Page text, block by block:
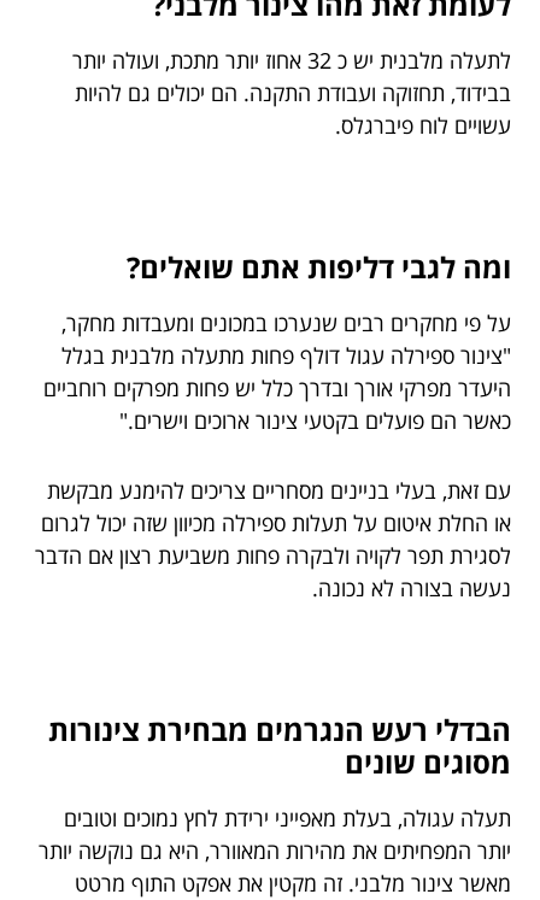
לתעלה מלבנית יש כ 32 אחוז יותר מתכת, ועולה יותר
בבידוד, תחזוקה ועבודת התקנה. הם יכולים גם להיות
עשויים לוח פיברגלס.
ומה לגבי דליפות אתם שואלים?
על פי מחקרים רבים שנערכו במכונים ומעבדות מחקר,
"צינור ספירלה עגול דולף פחות מתעלה מלבנית בגלל
היעדר מפרקי אורך ובדרך כלל יש פחות מפרקים רוחביים
כאשר הם פועלים בקטעי צינור ארוכים וישרים."
עם זאת, בעלי בניינים מסחריים צריכים להימנע מבקשת
או החלת איטום על תעלות ספירלה מכיוון שזה יכול לגרום
לסגירת תפר לקויה ולבקרה פחות משביעת רצון אם הדבר
נעשה בצורה לא נכונה.
הבדלי רעש הנגרמים מבחירת צינורות
מסוגים שונים
תעלה עגולה, בעלת מאפייני ירידת לחץ נמוכים וטובים
יותר המפחיתים את מהירות המאוורר, היא גם נוקשה יותר
מאשר צינור מלבני. זה מקטין את אפקט התוף מרטט